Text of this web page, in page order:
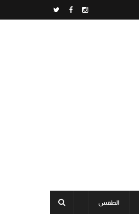
الطقس